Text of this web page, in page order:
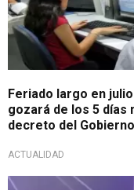
Feriado largo en
gozará de los 5 días
decreto del Gobierno
ACTUALIDAD